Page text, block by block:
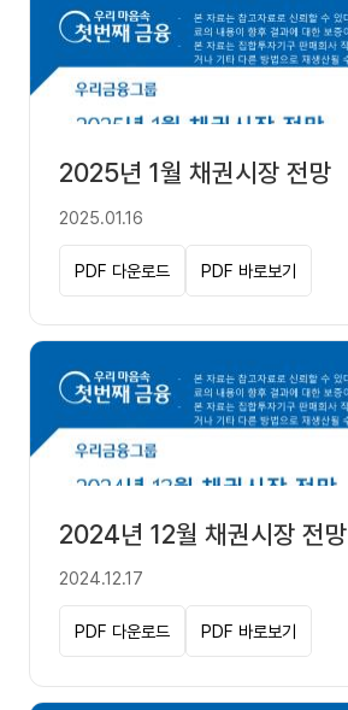
2025년 1월 채권시장 전망
2025.01.16
PDF 다운로드 PDF 바로보기
2024년 12월 채권시장 전망
2024.12.17
PDF 다운로드 PDF 바로보기